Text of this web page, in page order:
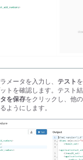
メータを入力し、 テスト
トを確認します。テスト結
を保存をクリックし、他
ようにします。